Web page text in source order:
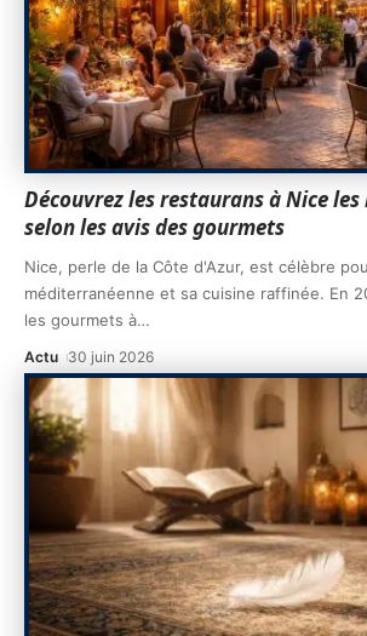
Découvrez les restaurans à Nice
selon les avis des gourmets
Nice, perle de la Côte d'Azur, est célèbre
méditerranéenne et sa cuisine raffinée. En
les gourmets à…
Actu 30 juin 2026